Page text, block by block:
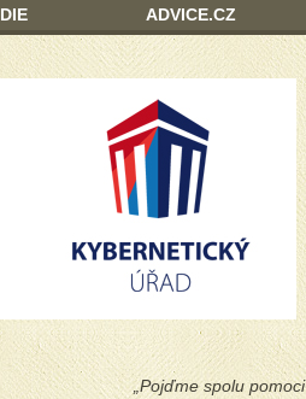
„Pojďme spolu pomoci
ADVICE.CZ